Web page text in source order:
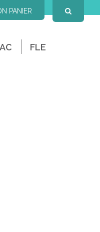
PANIER
FLE